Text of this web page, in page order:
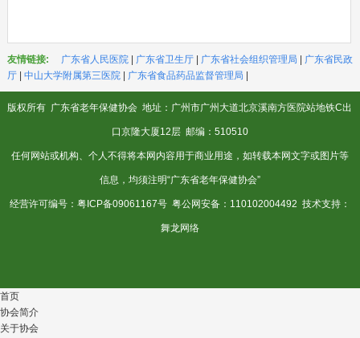
友情链接: 广东省人民医院| 广东省卫生厅| 广东省社会组织管理局
广东省民政
厅| 中山大学附属第三医院| 广东省食品药品监督管理局
版权所有 广东省老年保健协会 地址：广州市广州大道北京溪南方医院站地铁C出
口京隆大厦12层 邮编：510510
任何网站或机构、个人不得将本网内容用于商业用途，如转载本网文字或图片等
信息，均须注明“广东省老年保健协会”
经营许可编号： 粤ICP备09061167号粤公网安备：110102004492 技术支持：
舞龙网络
首页
协会简介
关于协会